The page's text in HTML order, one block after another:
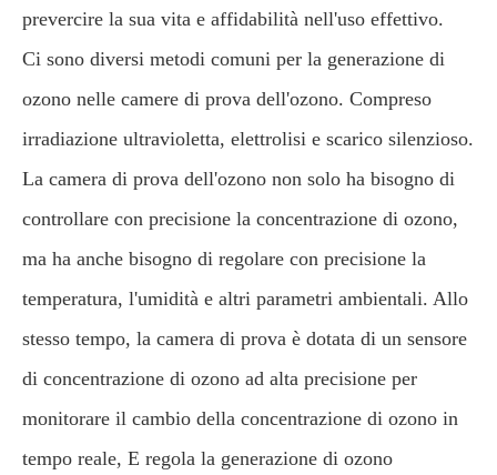
prevercire la sua vita e affidabilità nell'uso effettivo.
Ci sono diversi metodi comuni per la generazione di
ozono nelle camere di prova dell'ozono. Compreso
irradiazione ultravioletta, elettrolisi e scarico silenzioso.
La camera di prova dell'ozono non solo ha bisogno di
controllare con precisione la concentrazione di ozono,
ma ha anche bisogno di regolare con precisione la
temperatura, l'umidità e altri parametri ambientali. Allo
stesso tempo, la camera di prova è dotata di un sensore
di concentrazione di ozono ad alta precisione per
monitorare il cambio della concentrazione di ozono in
tempo reale, E regola la generazione di ozono